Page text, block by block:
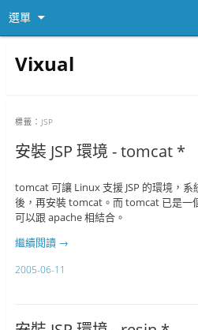
選單
Vixual
標籤： JSP
安裝 JSP 環境 - tomcat *
tomcat 可讓 Linux 支援 JSP 的環境，系
後，再安裝 tomcat。而 tomcat 已是一
可以跟 apache 相結合。
繼續閱讀 →
2005-06-11